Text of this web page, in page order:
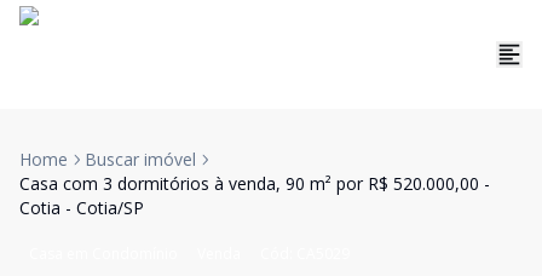
Home
Buscar imóvel
Casa com 3 dormitórios à venda, 90 m² por R$ 520.000,00 -
Cotia - Cotia/SP